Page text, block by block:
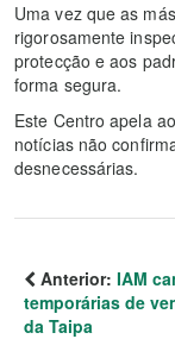
Uma vez que as
rigorosamente
protecção e aos
forma segura.
Este Centro apela
notícias não
desnecessárias.
Anterior: IAM
temporárias de
da Taipa